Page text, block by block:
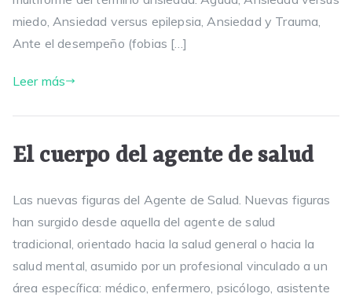
miedo, Ansiedad versus epilepsia, Ansiedad y Trauma,
Ante el desempeño (fobias […]
Leer más
El cuerpo del agente de salud
Las nuevas figuras del Agente de Salud. Nuevas figuras
han surgido desde aquella del agente de salud
tradicional, orientado hacia la salud general o hacia la
salud mental, asumido por un profesional vinculado a un
área específica: médico, enfermero, psicólogo, asistente